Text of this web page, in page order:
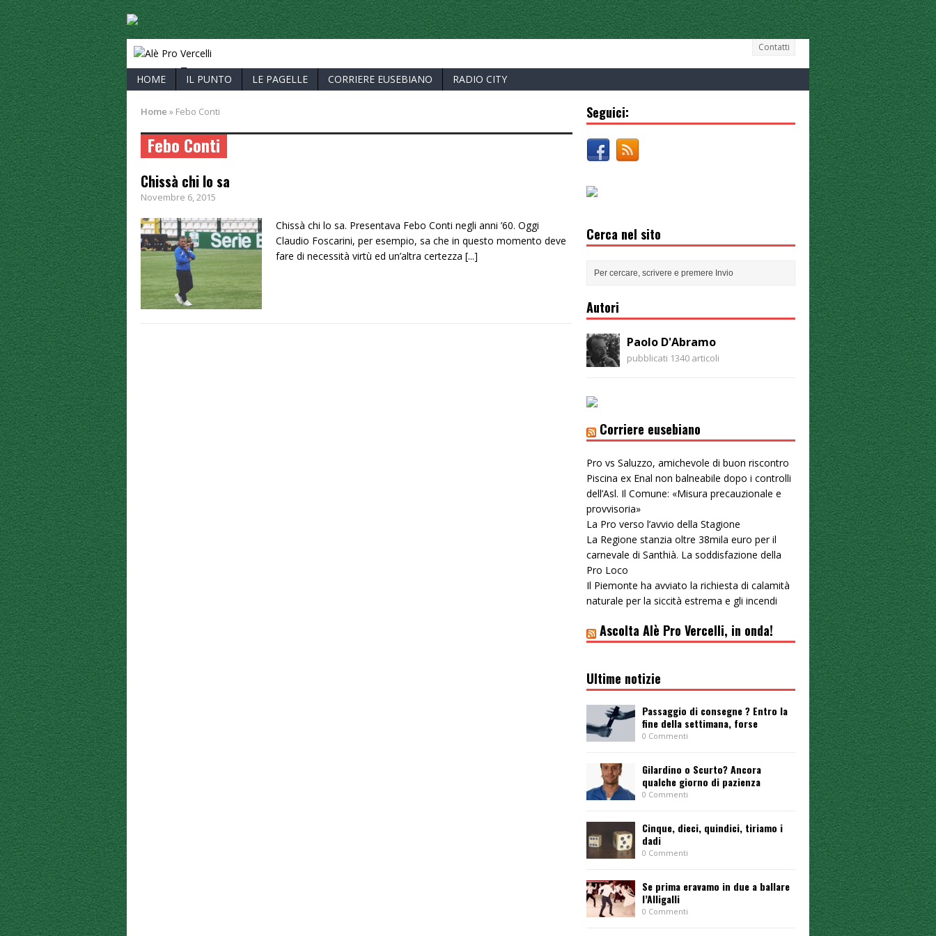
Contatti
ALÈ PRO VERCELLI
HOME IL PUNTO LE PAGELLE CORRIERE EUSEBIANO RADIO CITY
Home » Febo Conti
Febo Conti
Chissà chi lo sa
Novembre 6, 2015
Chissà chi lo sa. Presentava Febo Conti negli anni ’60. Oggi
Claudio Foscarini, per esempio, sa che in questo momento deve
fare di necessità virtù ed un’altra certezza [...]
Seguici:
Cerca nel sito
Autori
Paolo D'Abramo
pubblicati 1340 articoli
Corriere eusebiano
Pro vs Saluzzo, amichevole di buon riscontro
Piscina ex Enal non balneabile dopo i controlli
dell’Asl. Il Comune: «Misura precauzionale e
provvisoria»
La Pro verso l’avvio della Stagione
La Regione stanzia oltre 38mila euro per il
carnevale di Santhià. La soddisfazione della
Pro Loco
Il Piemonte ha avviato la richiesta di calamità
naturale per la siccità estrema e gli incendi
Ascolta Alè Pro Vercelli, in onda!
Ultime notizie
Passaggio di consegne ? Entro la
fine della settimana, forse
0 Commenti
Gilardino o Scurto? Ancora
qualche giorno di pazienza
0 Commenti
Cinque, dieci, quindici, tiriamo i
dadi
0 Commenti
Se prima eravamo in due a ballare
l’Alligalli
0 Commenti